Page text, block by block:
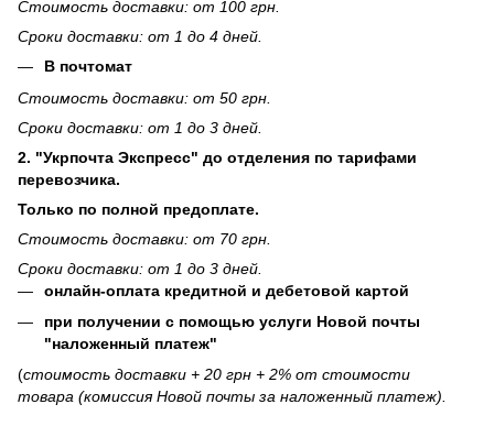
Стоимость доставки: от 100 грн.
Сроки доставки: от 1 до 4 дней.
В почтомат
Стоимость доставки: от 50 грн.
Сроки доставки: от 1 до 3 дней.
2. "Укрпочта Экспресс" до отделения по тарифами
перевозчика.
Только по полной предоплате.
Стоимость доставки: от 70 грн.
Сроки доставки: от 1 до 3 дней.
онлайн-оплата кредитной и дебетовой картой
при получении с помощью услуги Новой почты
"наложенный платеж"
(стоимость доставки + 20 грн + 2% от стоимости
товара (комиссия Новой почты за наложенный платеж).